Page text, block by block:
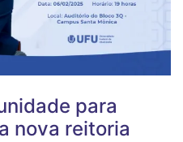
para
nova reitoria